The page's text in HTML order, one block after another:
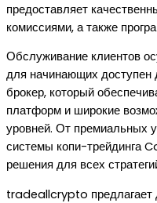
предоставляет
комиссиями, а также
Обслуживание клиентов
для начинающих
брокер, который
платформ и широкие
уровней. От премиальных
системы копи-трейдинга
решения для всех
tradeallcrypto предлагает